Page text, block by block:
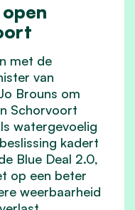
met de
van
Brouns om
Schorvoort
watergevoelig
kadert
Blue Deal 2.0,
op een beter
weerbaarheid